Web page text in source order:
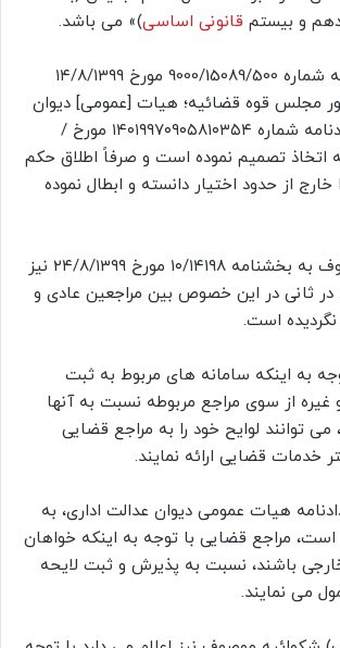
و بیستم قانونی اساسی)» می باشد.
در خصوص بخشنامه شماره 9000/15089/500 مورخ ۱۴/۸/۱۳۹۹
مجلس قوه قضائیه؛ هیات [عمومی] دیوان
عدالت اداری طی دادنامه شماره ۱۴۰۱۹۹۷۰۹۰۵۸۱۰۳۵۴ مورخ /
به اتخاذ تصمیم نموده است و صرفاً اطلاق حکم
از حدود اختیار دانسته و ابطال نموده
بنابراین ابطال موصوف به بخشنامه ۱۰/۱۴۱۹۸ مورخ ۲۴/۸/۱۳۹۹ نیز
در ثانی در این خصوص بین مراجعین عادی و
نگردیده است.
به اینکه سامانه های مربوط به ثبت
غیره از سوی مراجع مربوطه نسبت به آنها
توانند لوایح خود را به مراجع قضایی
خدمات قضایی ارائه نمایند.
هیات عمومی دیوان عدالت اداری، به
آمده است، مراجع قضایی با توجه به اینکه خواهان
خارجی باشند، نسبت به پذیرش و ثبت لایحه
می نمایند.